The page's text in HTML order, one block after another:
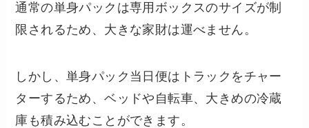
通常の単身パックは専用ボックスのサイズが制
限されるため、大きな家財は運べません。
しかし、単身パック当日便はトラックをチャー
ターするため、ベッドや自転車、大きめの冷蔵
庫も積み込むことができます。